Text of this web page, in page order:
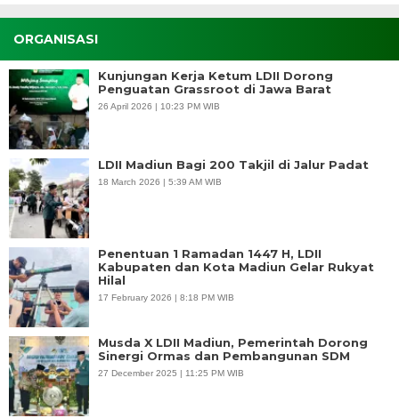
ORGANISASI
Kunjungan Kerja Ketum LDII Dorong
Penguatan Grassroot di Jawa Barat
26 April 2026 | 10:23 PM WIB
LDII Madiun Bagi 200 Takjil di Jalur Padat
18 March 2026 | 5:39 AM WIB
Penentuan 1 Ramadan 1447 H, LDII
Kabupaten dan Kota Madiun Gelar Rukyat
Hilal
17 February 2026 | 8:18 PM WIB
Musda X LDII Madiun, Pemerintah Dorong
Sinergi Ormas dan Pembangunan SDM
27 December 2025 | 11:25 PM WIB